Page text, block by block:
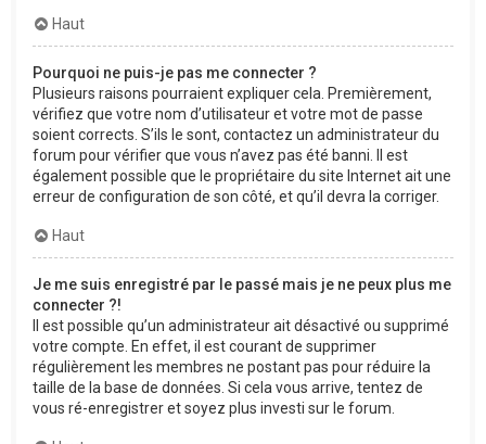
Haut
Pourquoi ne puis-je pas me connecter ?
Plusieurs raisons pourraient expliquer cela. Premièrement,
vérifiez que votre nom d’utilisateur et votre mot de passe
soient corrects. S’ils le sont, contactez un administrateur du
forum pour vérifier que vous n’avez pas été banni. Il est
également possible que le propriétaire du site Internet ait une
erreur de configuration de son côté, et qu’il devra la corriger.
Haut
Je me suis enregistré par le passé mais je ne peux plus me
connecter ?!
Il est possible qu’un administrateur ait désactivé ou supprimé
votre compte. En effet, il est courant de supprimer
régulièrement les membres ne postant pas pour réduire la
taille de la base de données. Si cela vous arrive, tentez de
vous ré-enregistrer et soyez plus investi sur le forum.